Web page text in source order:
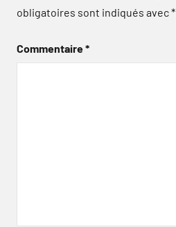
obligatoires sont indiqués avec*
Commentaire*